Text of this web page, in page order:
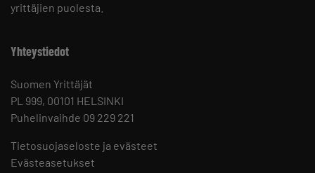
yrittäjien puolesta.
Yhteystiedot
Suomen Yrittäjät
PL 999, 00101 HELSINKI
Puhelinvaihde 09 229 221
Tietosuojaseloste ja evästeet
Evästeasetukset